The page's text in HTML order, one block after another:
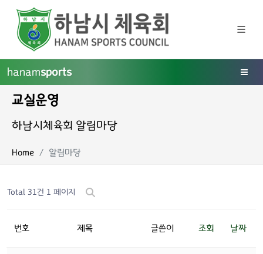
hanamsports
교실운영
하남시체육회 알림마당
Home 알림마당
Total 31건 1 페이지
번호 제목 글쓴이 조회 날짜